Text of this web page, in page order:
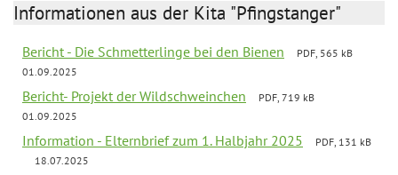
Informationen aus der Kita "Pfingstanger"
Bericht - Die Schmetterlinge bei den Bienen
PDF, 565 kB
01.09.2025
Bericht- Projekt der Wildschweinchen
PDF, 719 kB
01.09.2025
Information - Elternbrief zum 1. Halbjahr 2025
PDF, 131 kB
18.07.2025